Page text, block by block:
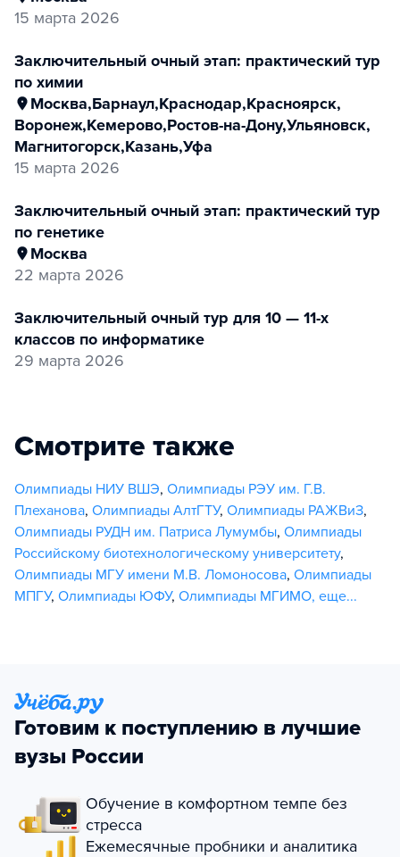
15 марта 2026
заключительный очный этап: практический тур
по химии
Москва,Барнаул,Краснодар,Красноярск,
Воронеж,Кемерово,Ростов-на-Дону,Ульяновск,
Магнитогорск,Казань,Уфа
15 марта 2026
заключительный очный этап: практический тур
по генетике
Москва
22 марта 2026
заключительный очный тур для 10 — 11-х
классов по информатике
29 марта 2026
Смотрите также
Олимпиады НИУ ВШЭ, Олимпиады РЭУ им. Г.В.
Плеханова, Олимпиады АлтГТУ, Олимпиады РАЖВиЗ,
Олимпиады РУДН им. Патриса Лумумбы, Олимпиады
Российскому биотехнологическому университету,
Олимпиады МГУ имени М.В. Ломоносова, Олимпиады
МПГУ, Олимпиады ЮФУ, Олимпиады МГИМО, еще...
Готовим к поступлению в лучшие
вузы России
Обучение в комфортном темпе без
стресса
Ежемесячные пробники и аналитика